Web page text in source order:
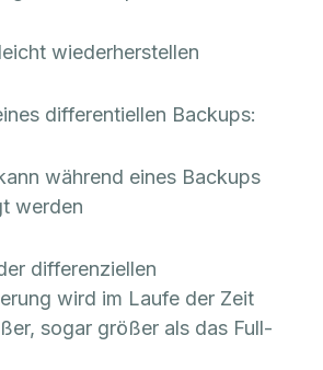
wiederherstellen
differentiellen Backups:
während eines Backups
werden
differenziellen
wird im Laufe der Zeit
sogar größer als das Full-